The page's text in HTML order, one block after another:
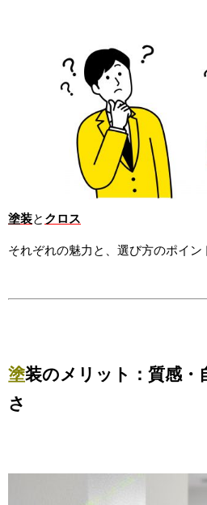
塗装と クロス
それぞれの魅力と、選び方のポイン
塗装のメリット：質感・
さ